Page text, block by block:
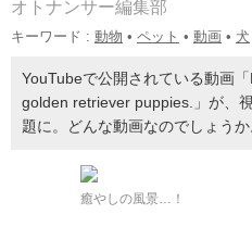
オトナンサー編集部
キーワード : 動物 • ペット • 動画 • 犬
YouTubeで公開されている動画
golden retriever puppies.」が、
題に。どんな動画なのでしょうか
癒やしの風景…！